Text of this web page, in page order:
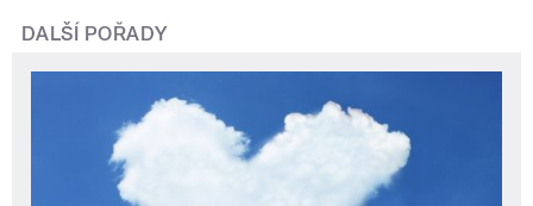
DALŠÍ POŘADY